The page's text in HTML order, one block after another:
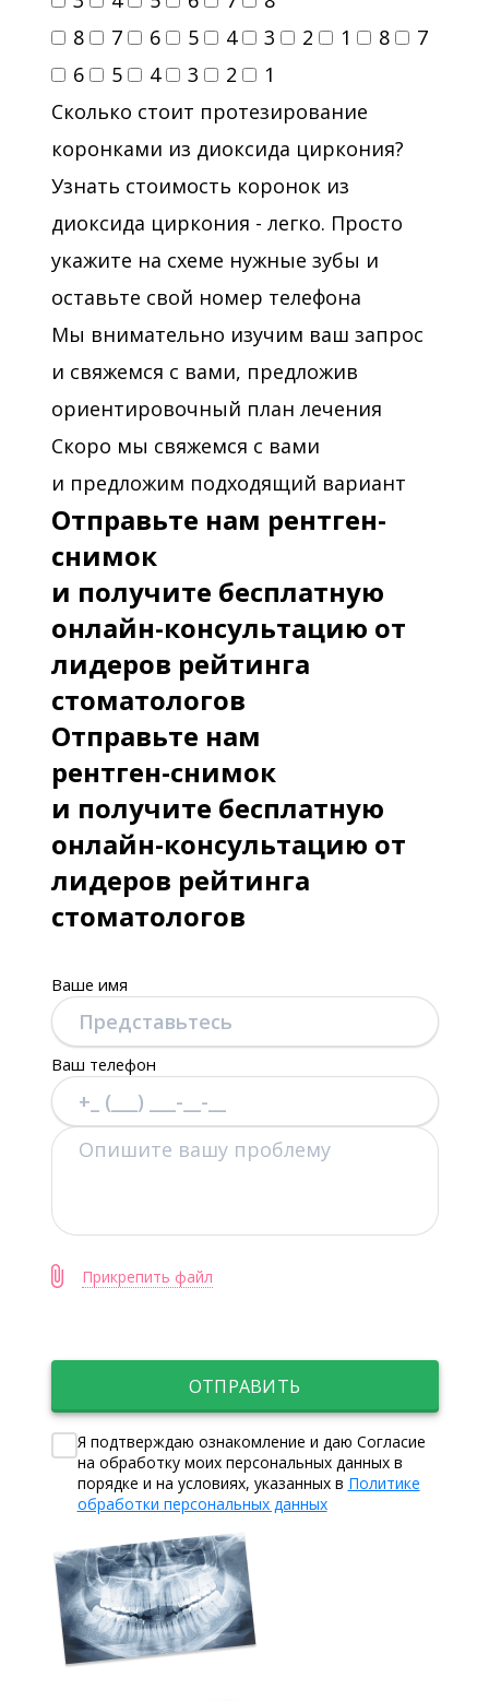
8
7 6 5 4 3 2 1 8
7
6
5 4 3 2
1
Сколько стоит протезирование
коронками из диоксида циркония?
Узнать стоимость коронок из
диоксида циркония - легко. Просто
укажите на схеме нужные зубы и
оставьте свой номер телефона
Мы внимательно изучим ваш запрос
и свяжемся с вами, предложив
ориентировочный план лечения
Скоро мы свяжемся с вами
и предложим подходящий вариант
Отправьте нам рентген-
снимок
и получите бесплатную
онлайн-консультацию от
лидеров рейтинга
стоматологов
Отправьте нам
рентген-снимок
и получите бесплатную
онлайн-консультацию от
лидеров рейтинга
стоматологов
Ваше имя
Ваш телефон
Прикрепить файл
ОТПРАВИТЬ
Я подтверждаю ознакомление и даю Согласие
на обработку моих персональных данных в
порядке и на условиях, указанных в Политике
обработки персональных данных